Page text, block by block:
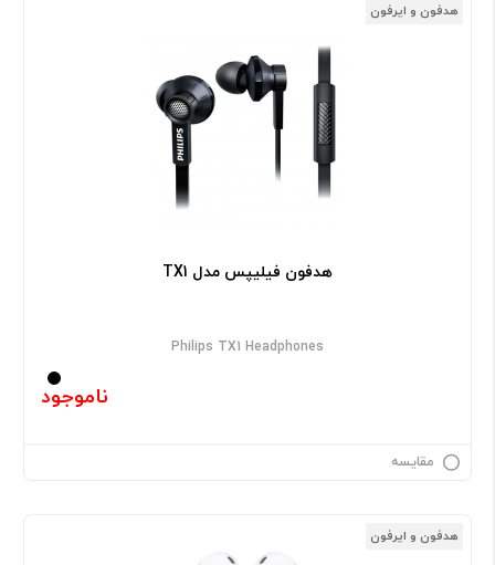
هدفون و ایرفون
هدفون فیلیپس مدل TX1
Philips TX1 Headphones
ناموجود
مقایسه
هدفون و ایرفون